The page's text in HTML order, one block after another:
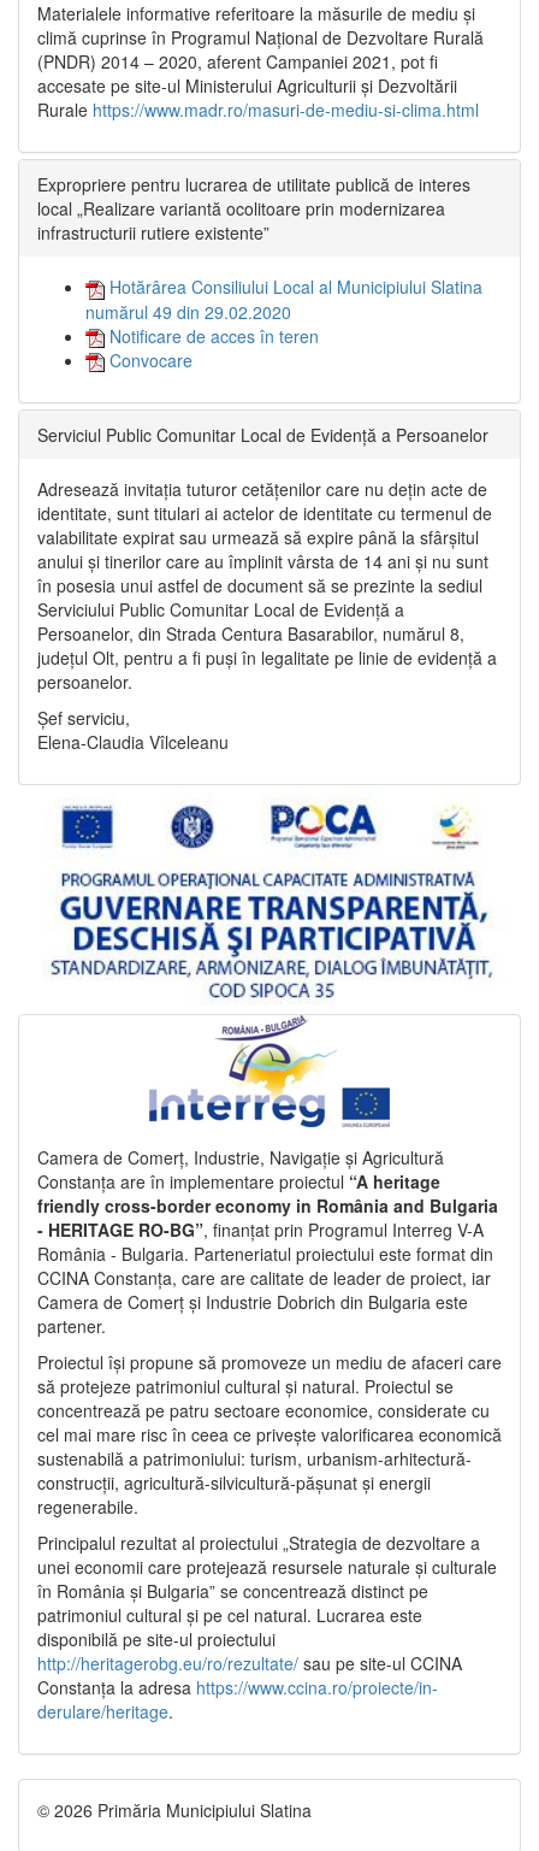
Materialele informative referitoare la măsurile de mediu și
climă cuprinse în Programul Național de Dezvoltare Rurală
(PNDR) 2014 – 2020, aferent Campaniei 2021, pot fi
accesate pe site-ul Ministerului Agriculturii și Dezvoltării
Rurale https://www.madr.ro/masuri-de-mediu-si-clima.html
Expropriere pentru lucrarea de utilitate publică de interes
local „Realizare variantă ocolitoare prin modernizarea
infrastructurii rutiere existente”
Hotărârea Consiliului Local al Municipiului Slatina
numărul 49 din 29.02.2020
Notificare de acces în teren
Convocare
Serviciul Public Comunitar Local de Evidență a Persoanelor
Adresează invitația tuturor cetățenilor care nu dețin acte de
identitate, sunt titulari ai actelor de identitate cu termenul de
valabilitate expirat sau urmează să expire până la sfârșitul
anului și tinerilor care au împlinit vârsta de 14 ani și nu sunt
în posesia unui astfel de document să se prezinte la sediul
Serviciului Public Comunitar Local de Evidență a
Persoanelor, din Strada Centura Basarabilor, numărul 8,
județul Olt, pentru a fi puși în legalitate pe linie de evidență a
persoanelor.
Șef serviciu,
Elena-Claudia Vîlceleanu
Camera de Comerț, Industrie, Navigație și Agricultură
Constanța are în implementare proiectul “A heritage
friendly cross-border economy in România and Bulgaria
- HERITAGE RO-BG”, finanțat prin Programul Interreg V-A
România - Bulgaria. Parteneriatul proiectului este format din
CCINA Constanța, care are calitate de leader de proiect, iar
Camera de Comerț și Industrie Dobrich din Bulgaria este
partener.
Proiectul își propune să promoveze un mediu de afaceri care
să protejeze patrimoniul cultural și natural. Proiectul se
concentrează pe patru sectoare economice, considerate cu
cel mai mare risc în ceea ce privește valorificarea economică
sustenabilă a patrimoniului: turism, urbanism-arhitectură-
construcții, agricultură-silvicultură-pășunat și energii
regenerabile.
Principalul rezultat al proiectului „Strategia de dezvoltare a
unei economii care protejează resursele naturale și culturale
în România și Bulgaria” se concentrează distinct pe
patrimoniul cultural și pe cel natural. Lucrarea este
disponibilă pe site-ul proiectului
http://heritagerobg.eu/ro/rezultate/ sau pe site-ul CCINA
Constanța la adresa https://www.ccina.ro/proiecte/in-
derulare/heritage.
© 2026 Primăria Municipiului Slatina